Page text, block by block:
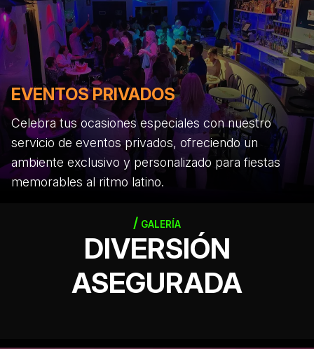
EVENTOS PRIVADOS
Celebra tus ocasiones especiales con nuestro
servicio de eventos privados, ofreciendo un
ambiente exclusivo y personalizado para fiestas
memorables al ritmo latino.
GALERÍA
DIVERSIÓN
ASEGURADA